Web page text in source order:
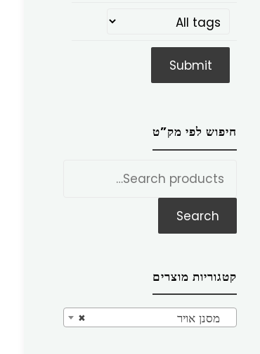
חיפוש לפי מק”ט
Search
קטגוריות מוצרים
× מסנן אויר